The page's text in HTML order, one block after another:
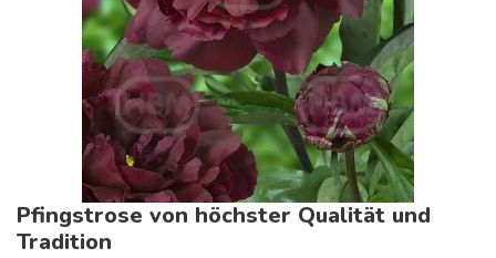
Pfingstrose von höchster Qualität und
Tradition